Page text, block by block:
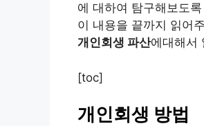
에 대하여 탐구해보도
이 내용을 끝까지 읽어
개인회생 파산에대해서
[toc]
개인회생 방법